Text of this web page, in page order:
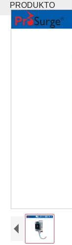
PRODUKTO